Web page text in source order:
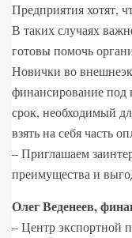
Предприятия хотят,
В таких случаях
готовы помочь
Новички во
финансирование под
срок, необходимый
взять на себя часть
– Приглашаем
преимущества и
Олег Веденеев,
– Центр экспортной